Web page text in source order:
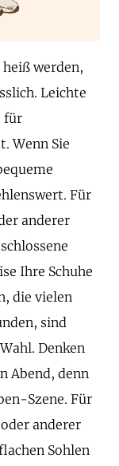
werden,
Leichte
für
Wenn Sie
Für
anderer
Ihre Schuhe
die vielen
sind
Denken
Abend, denn
Szene. Für
anderer
Sohlen